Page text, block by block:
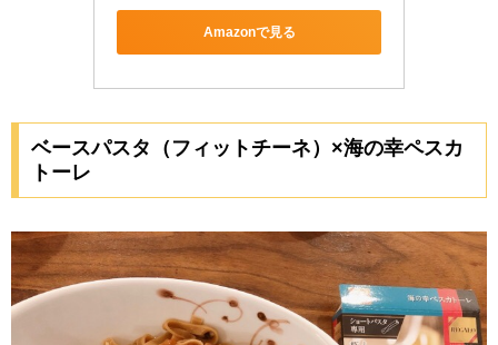
Amazonで見る
ベースパスタ（フィットチーネ）×海の幸ペスカ
トーレ